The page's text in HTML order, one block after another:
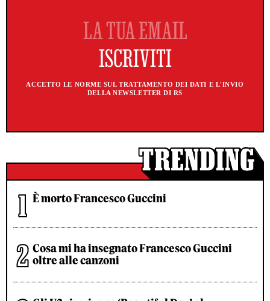
ACCETTO LE NORME SUL TRATTAMENTO DEI DATI E L'INVIO
DELLA NEWSLETTER DI RS
È morto Francesco Guccini
Cosa mi ha insegnato Francesco Guccini
oltre alle canzoni